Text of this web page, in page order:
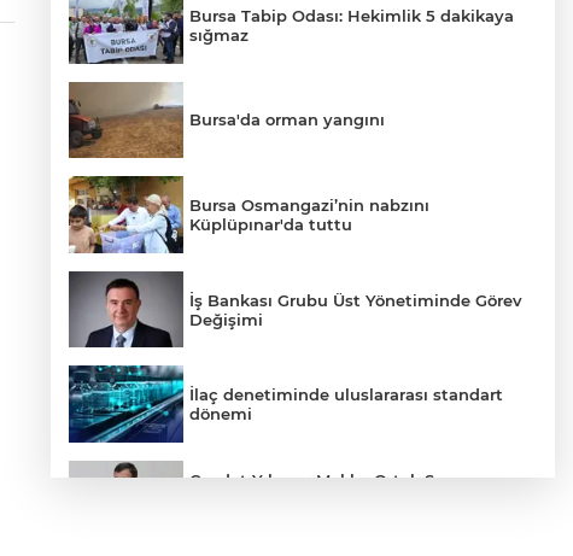
Bursa Tabip Odası: Hekimlik 5 dakikaya
sığmaz
Bursa'da orman yangını
Bursa Osmangazi’nin nabzını
Küplüpınar'da tuttu
İş Bankası Grubu Üst Yönetiminde Görev
Değişimi
İlaç denetiminde uluslararası standart
dönemi
Cevdet Yılmaz: Mekke Ortak Savunma